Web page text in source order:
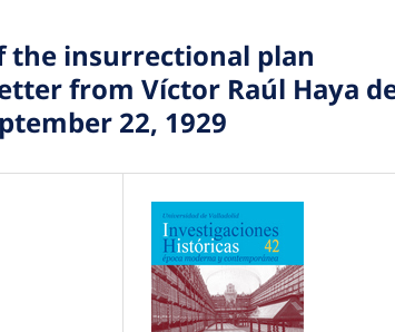
the insurrectional plan
from Víctor Raúl Haya
22, 1929